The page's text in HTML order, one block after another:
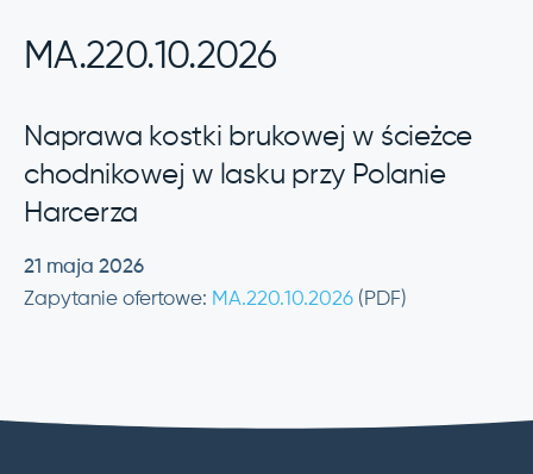
MA.220.10.2026
Naprawa kostki brukowej w ścieżce
chodnikowej w lasku przy Polanie
Harcerza
21 maja 2026
Zapytanie ofertowe: MA.220.10.2026 (PDF)